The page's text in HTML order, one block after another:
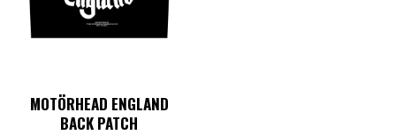
MOTÖRHEAD ENGLAND
BACK PATCH